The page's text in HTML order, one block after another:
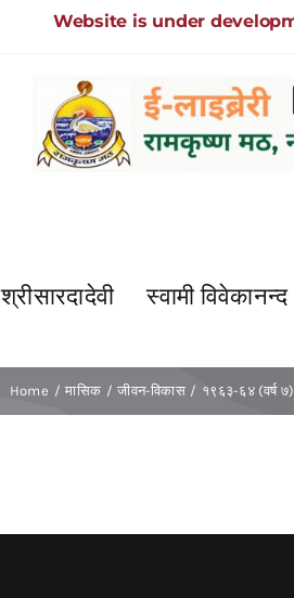
श्रीसारदादेवी स्वामी विवेकानन्द
Home मासिक जीवन-विकास १९६३-६४ (वर्ष ७)